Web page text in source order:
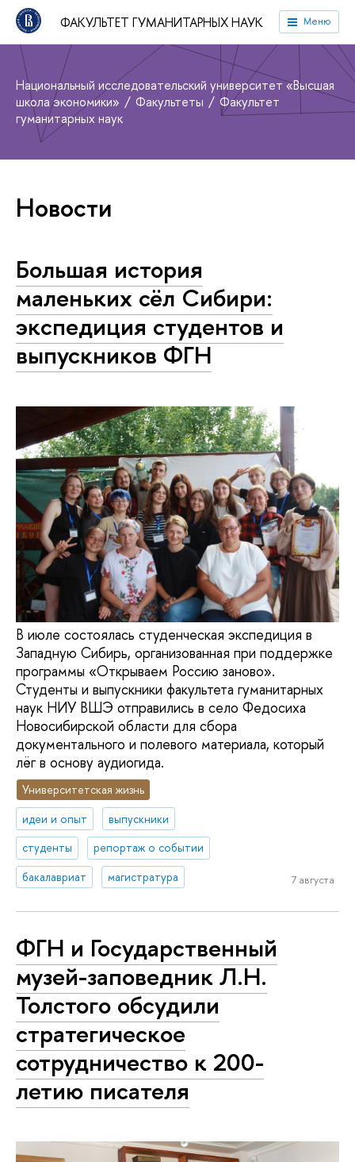
ФАКУЛЬТЕТ ГУМАНИТАРНЫХ НАУК Меню
Национальный исследовательский университет «Высшая
школа экономики»
Факультеты
Факультет
гуманитарных наук
Новости
Большая история
маленьких сёл Сибири:
экспедиция студентов и
выпускников ФГН
В июле состоялась студенческая экспедиция в
Западную Сибирь, организованная при поддержке
программы «Открываем Россию заново».
Студенты и выпускники факультета гуманитарных
наук НИУ ВШЭ отправились в село Федосиха
Новосибирской области для сбора
документального и полевого материала, который
лёг в основу аудиогида.
Университетская жизнь
идеи и опыт
выпускники
студенты
репортаж о событии
бакалавриат
магистратура 7 августа
ФГН и Государственный
музей-заповедник Л.Н.
Толстого обсудили
стратегическое
сотрудничество к 200-
летию писателя